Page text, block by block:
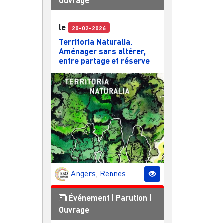
le 20-02-2026
Territoria Naturalia.
Aménager sans altérer,
entre partage et réserve
Angers, Rennes
Événement Parution
Ouvrage